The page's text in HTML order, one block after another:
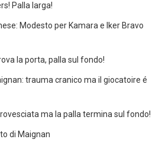
Palla larga!
Modesto per Kamara e Iker Bravo
la porta, palla sul fondo!
trauma cranico ma il giocatoire é
ma la palla termina sul fondo!
di Maignan